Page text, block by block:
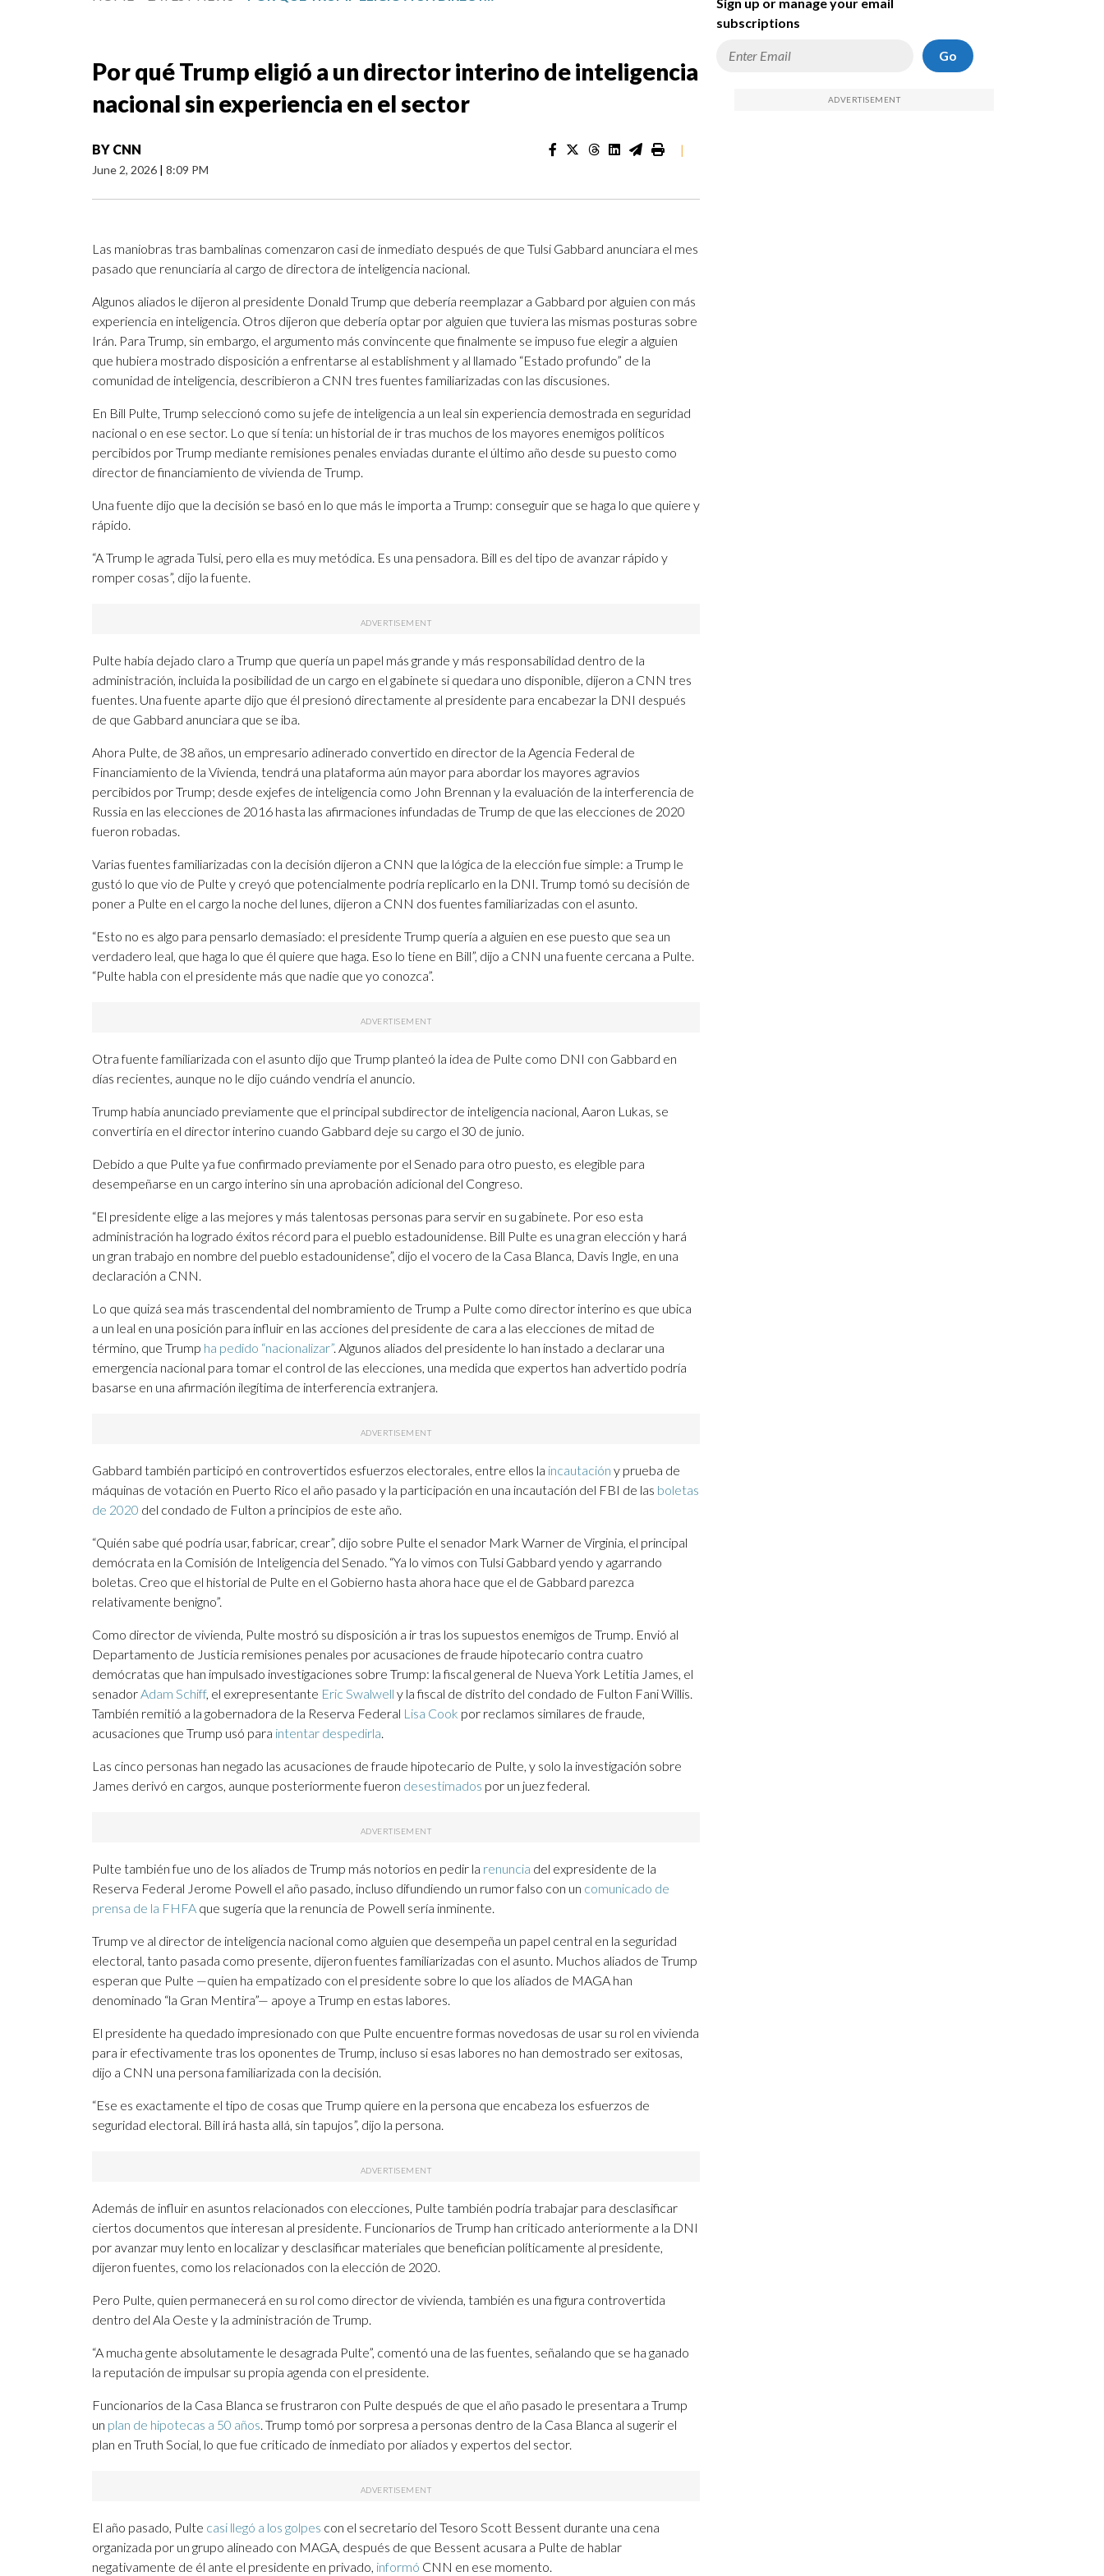
Por qué Trump eligió a un director interino de inteligencia
nacional sin experiencia en el sector
BY CNN
June 2, 2026 | 8:09 PM
|
Las maniobras tras bambalinas comenzaron casi de inmediato después de que Tulsi Gabbard anunciara el mes
pasado que renunciaría al cargo de directora de inteligencia nacional.
Algunos aliados le dijeron al presidente Donald Trump que debería reemplazar a Gabbard por alguien con más
experiencia en inteligencia. Otros dijeron que debería optar por alguien que tuviera las mismas posturas sobre
Irán. Para Trump, sin embargo, el argumento más convincente que finalmente se impuso fue elegir a alguien
que hubiera mostrado disposición a enfrentarse al establishment y al llamado “Estado profundo” de la
comunidad de inteligencia, describieron a CNN tres fuentes familiarizadas con las discusiones.
En Bill Pulte, Trump seleccionó como su jefe de inteligencia a un leal sin experiencia demostrada en seguridad
nacional o en ese sector. Lo que sí tenía: un historial de ir tras muchos de los mayores enemigos políticos
percibidos por Trump mediante remisiones penales enviadas durante el último año desde su puesto como
director de financiamiento de vivienda de Trump.
Una fuente dijo que la decisión se basó en lo que más le importa a Trump: conseguir que se haga lo que quiere y
rápido.
“A Trump le agrada Tulsi, pero ella es muy metódica. Es una pensadora. Bill es del tipo de avanzar rápido y
romper cosas”, dijo la fuente.
Pulte había dejado claro a Trump que quería un papel más grande y más responsabilidad dentro de la
administración, incluida la posibilidad de un cargo en el gabinete si quedara uno disponible, dijeron a CNN tres
fuentes. Una fuente aparte dijo que él presionó directamente al presidente para encabezar la DNI después
de que Gabbard anunciara que se iba.
Ahora Pulte, de 38 años, un empresario adinerado convertido en director de la Agencia Federal de
Financiamiento de la Vivienda, tendrá una plataforma aún mayor para abordar los mayores agravios
percibidos por Trump; desde exjefes de inteligencia como John Brennan y la evaluación de la interferencia de
Russia en las elecciones de 2016 hasta las afirmaciones infundadas de Trump de que las elecciones de 2020
fueron robadas.
Varias fuentes familiarizadas con la decisión dijeron a CNN que la lógica de la elección fue simple: a Trump le
gustó lo que vio de Pulte y creyó que potencialmente podría replicarlo en la DNI. Trump tomó su decisión de
poner a Pulte en el cargo la noche del lunes, dijeron a CNN dos fuentes familiarizadas con el asunto.
“Esto no es algo para pensarlo demasiado: el presidente Trump quería a alguien en ese puesto que sea un
verdadero leal, que haga lo que él quiere que haga. Eso lo tiene en Bill”, dijo a CNN una fuente cercana a Pulte.
“Pulte habla con el presidente más que nadie que yo conozca”.
Otra fuente familiarizada con el asunto dijo que Trump planteó la idea de Pulte como DNI con Gabbard en
días recientes, aunque no le dijo cuándo vendría el anuncio.
Trump había anunciado previamente que el principal subdirector de inteligencia nacional, Aaron Lukas, se
convertiría en el director interino cuando Gabbard deje su cargo el 30 de junio.
Debido a que Pulte ya fue confirmado previamente por el Senado para otro puesto, es elegible para
desempeñarse en un cargo interino sin una aprobación adicional del Congreso.
“El presidente elige a las mejores y más talentosas personas para servir en su gabinete. Por eso esta
administración ha logrado éxitos récord para el pueblo estadounidense. Bill Pulte es una gran elección y hará
un gran trabajo en nombre del pueblo estadounidense”, dijo el vocero de la Casa Blanca, Davis Ingle, en una
declaración a CNN.
Lo que quizá sea más trascendental del nombramiento de Trump a Pulte como director interino es que ubica
a un leal en una posición para influir en las acciones del presidente de cara a las elecciones de mitad de
término, que Trump ha pedido “nacionalizar”. Algunos aliados del presidente lo han instado a declarar una
emergencia nacional para tomar el control de las elecciones, una medida que expertos han advertido podría
basarse en una afirmación ilegítima de interferencia extranjera.
Gabbard también participó en controvertidos esfuerzos electorales, entre ellos la incautación y prueba de
máquinas de votación en Puerto Rico el año pasado y la participación en una incautación del FBI de las boletas
de 2020 del condado de Fulton a principios de este año.
“Quién sabe qué podría usar, fabricar, crear”, dijo sobre Pulte el senador Mark Warner de Virginia, el principal
demócrata en la Comisión de Inteligencia del Senado. “Ya lo vimos con Tulsi Gabbard yendo y agarrando
boletas. Creo que el historial de Pulte en el Gobierno hasta ahora hace que el de Gabbard parezca
relativamente benigno”.
Como director de vivienda, Pulte mostró su disposición a ir tras los supuestos enemigos de Trump. Envió al
Departamento de Justicia remisiones penales por acusaciones de fraude hipotecario contra cuatro
demócratas que han impulsado investigaciones sobre Trump: la fiscal general de Nueva York Letitia James, el
senadorAdam Schiff, el exrepresentante Eric Swalwell y la fiscal de distrito del condado de Fulton Fani Willis.
También remitió a la gobernadora de la Reserva Federal Lisa Cook por reclamos similares de fraude,
acusaciones que Trump usó para intentar despedirla.
Las cinco personas han negado las acusaciones de fraude hipotecario de Pulte, y solo la investigación sobre
James derivó en cargos, aunque posteriormente fueron desestimados por un juez federal.
Pulte también fue uno de los aliados de Trump más notorios en pedir la renuncia del expresidente de la
Reserva Federal Jerome Powell el año pasado, incluso difundiendo un rumor falso con un comunicado de
prensa de la FHFA que sugería que la renuncia de Powell sería inminente.
Trump ve al director de inteligencia nacional como alguien que desempeña un papel central en la seguridad
electoral, tanto pasada como presente, dijeron fuentes familiarizadas con el asunto. Muchos aliados de Trump
esperan que Pulte —quien ha empatizado con el presidente sobre lo que los aliados de MAGA han
denominado “la Gran Mentira”— apoye a Trump en estas labores.
El presidente ha quedado impresionado con que Pulte encuentre formas novedosas de usar su rol en vivienda
para ir efectivamente tras los oponentes de Trump, incluso si esas labores no han demostrado ser exitosas,
dijo a CNN una persona familiarizada con la decisión.
“Ese es exactamente el tipo de cosas que Trump quiere en la persona que encabeza los esfuerzos de
seguridad electoral. Bill irá hasta allá, sin tapujos”, dijo la persona.
Además de influir en asuntos relacionados con elecciones, Pulte también podría trabajar para desclasificar
ciertos documentos que interesan al presidente. Funcionarios de Trump han criticado anteriormente a la DNI
por avanzar muy lento en localizar y desclasificar materiales que benefician políticamente al presidente,
dijeron fuentes, como los relacionados con la elección de 2020.
Pero Pulte, quien permanecerá en su rol como director de vivienda, también es una figura controvertida
dentro del Ala Oeste y la administración de Trump.
“A mucha gente absolutamente le desagrada Pulte”, comentó una de las fuentes, señalando que se ha ganado
la reputación de impulsar su propia agenda con el presidente.
Funcionarios de la Casa Blanca se frustraron con Pulte después de que el año pasado le presentara a Trump
un plan de hipotecas a 50 años. Trump tomó por sorpresa a personas dentro de la Casa Blanca al sugerir el
plan en Truth Social, lo que fue criticado de inmediato por aliados y expertos del sector.
El año pasado, Pulte casi llegó a los golpes con el secretario del Tesoro Scott Bessent durante una cena
organizada por un grupo alineado con MAGA, después de que Bessent acusara a Pulte de hablar
negativamente de él ante el presidente en privado, informó CNN en ese momento.
subscriptions
Go